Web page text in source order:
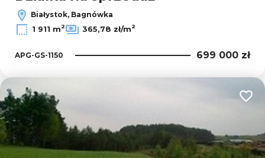
Białystok, Bagnówka
1 911 m2 365,78 zł/m2
APG-GS-1150 699 000 zł